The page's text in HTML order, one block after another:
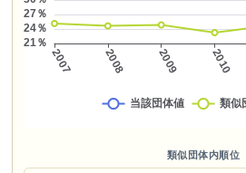
類似団体内順位